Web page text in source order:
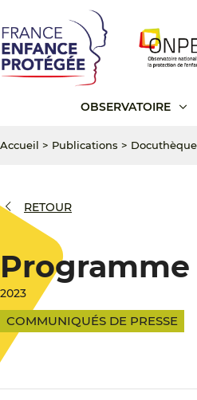
au
contenu
principal
au
menu
principal
au
pied
de
page
OBSERVATOIRE
Accueil > Publications > Docuthèque
RETOUR
2023
COMMUNIQUÉS DE PRESSE